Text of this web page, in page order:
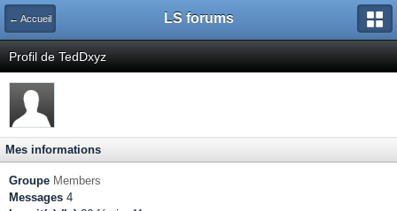
← Accueil LS forums
Profil de TedDxyz
Mes informations
Groupe Members
Messages 4